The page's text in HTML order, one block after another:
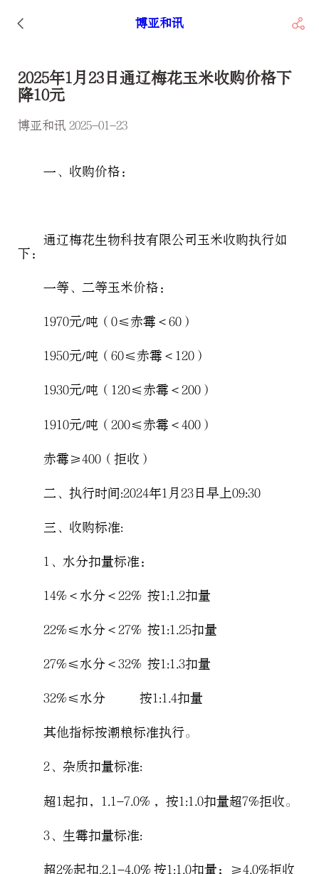
博亚和讯
2025年1月23日通辽梅花玉米收购价格下
降10元
博亚和讯 2025-01-23
一、收购价格：
通辽梅花生物科技有限公司玉米收购执行如
下：
一等、二等玉米价格：
1970元/吨（0≤赤霉＜60）
1950元/吨（60≤赤霉＜120）
1930元/吨（120≤赤霉＜200）
1910元/吨（200≤赤霉＜400）
赤霉≥400（拒收）
二、执行时间:2024年1月23日早上09:30
三、收购标准:
1、水分扣量标准：
14%＜水分＜22% 按1:1.2扣量
22%≤水分＜27% 按1:1.25扣量
27%≤水分＜32% 按1:1.3扣量
32%≤水分 按1:1.4扣量
其他指标按潮粮标准执行。
2、杂质扣量标准:
超1起扣，1.1-7.0% ，按1:1.0扣量超7%拒收。
3、生霉扣量标准:
超2%起扣,2.1-4.0% 按1:1.0扣量；≥4.0%拒收